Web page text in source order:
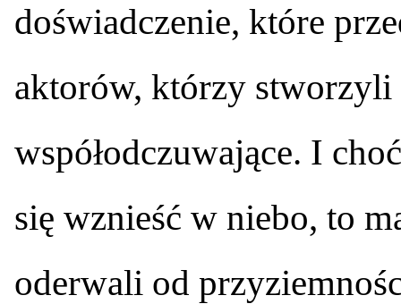
doświadczenie, które
aktorów, którzy stworzyli
współodczuwające. I
się wznieść w niebo, to
oderwali od